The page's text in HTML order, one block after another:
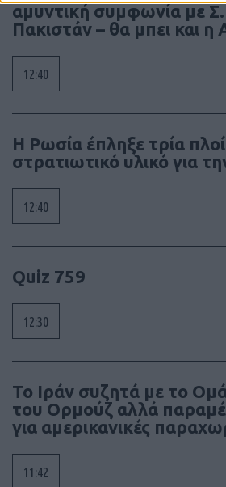
αμυντική συμφωνία με Σ.
Πακιστάν – θα μπει και η
12:40
Η Ρωσία έπληξε τρία
στρατιωτικό υλικό για
12:40
Quiz 759
12:30
To Ιράν συζητά με το
του Ορμούζ αλλά
για αμερικανικές
11:42